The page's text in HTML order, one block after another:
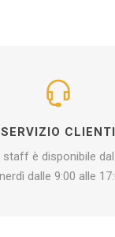
SERVIZIO CLIENTI
è disponibile
dalle 9:00 alle